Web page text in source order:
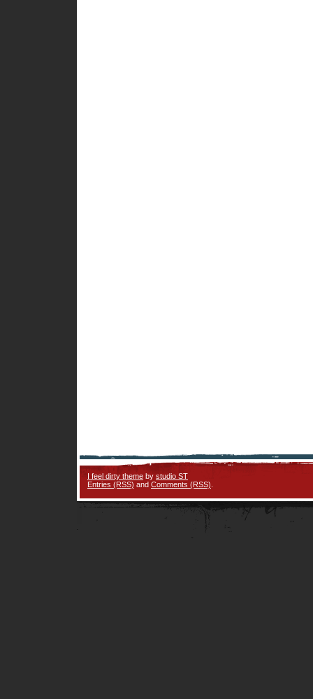
I feel dirty theme by studio ST
Entries (RSS) and Comments (RSS)